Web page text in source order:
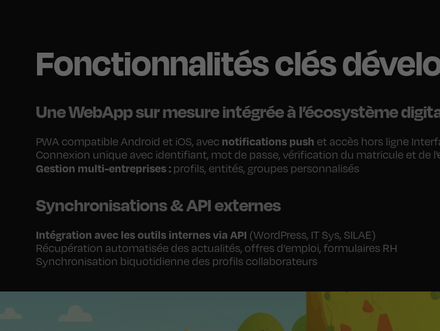
Fonctionnalités clés
Une WebApp sur mesure intégrée à l’écosystème
PWA compatible Android et iOS, avec notifications push et accès hors ligne
Connexion unique avec identifiant, mot de passe, vérification du matricule et de
Gestion multi-entreprises : profils, entités, groupes personnalisés
Synchronisations & API externes
Intégration avec les outils internes via API (WordPress, IT Sys, SILAE)
Récupération automatisée des actualités, offres d’emploi, formulaires RH
Synchronisation biquotidienne des profils collaborateurs